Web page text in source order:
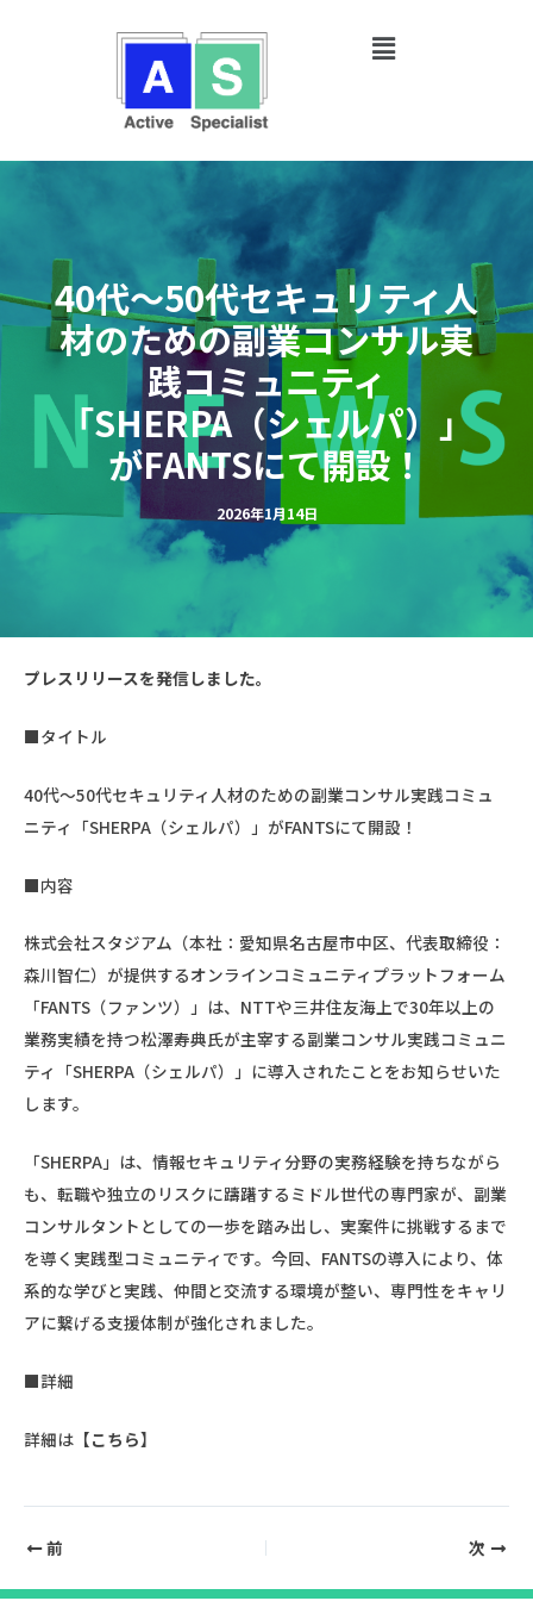
40代〜50代セキュリティ人
材のための副業コンサル実
践コミュニティ
「SHERPA（シェルパ）」
がFANTSにて開設！
2026年1月14日
プレスリリースを発信しました。
■タイトル
40代〜50代セキュリティ人材のための副業コンサル実践コミュ
ニティ「SHERPA（シェルパ）」がFANTSにて開設！
■内容
株式会社スタジアム（本社：愛知県名古屋市中区、代表取締役：
森川智仁）が提供するオンラインコミュニティプラットフォーム
「FANTS（ファンツ）」は、NTTや三井住友海上で30年以上の
業務実績を持つ松澤寿典氏が主宰する副業コンサル実践コミュニ
ティ「SHERPA（シェルパ）」に導入されたことをお知らせいた
します。
「SHERPA」は、情報セキュリティ分野の実務経験を持ちながら
も、転職や独立のリスクに躊躇するミドル世代の専門家が、副業
コンサルタントとしての一歩を踏み出し、実案件に挑戦するまで
を導く実践型コミュニティです。今回、FANTSの導入により、体
系的な学びと実践、仲間と交流する環境が整い、専門性をキャリ
アに繋げる支援体制が強化されました。
■詳細
詳細は【こちら】
前 次